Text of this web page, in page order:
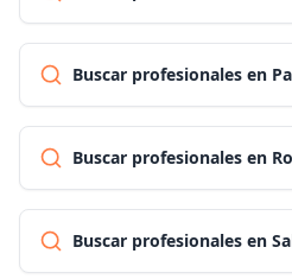
Buscar profesionales en
Buscar profesionales en
Buscar profesionales en